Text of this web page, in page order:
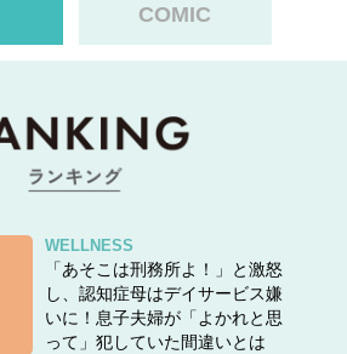
COMIC
WELLNESS
「あそこは刑務所よ！」と激怒
し、認知症母はデイサービス嫌
いに！息子夫婦が「よかれと思
って」犯していた間違いとは